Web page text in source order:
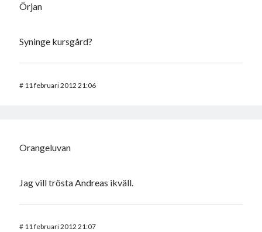
Örjan
Syninge kursgård?
# 11 februari 2012 21:06
Orangeluvan
Jag vill trösta Andreas ikväll.
# 11 februari 2012 21:07